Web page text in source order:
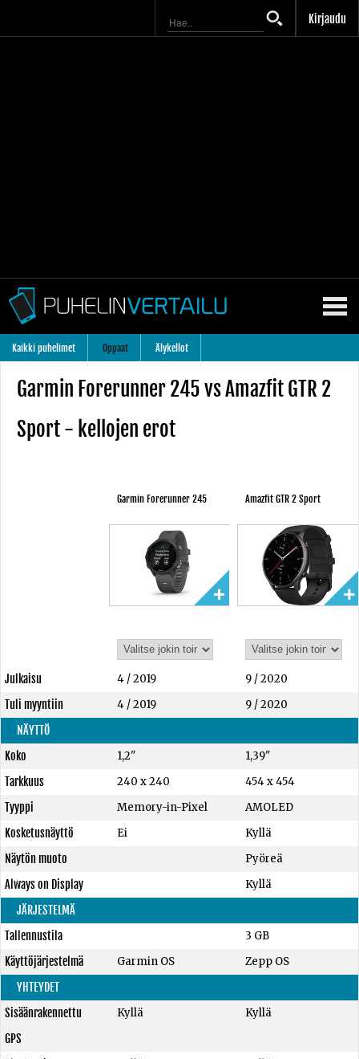
Kirjaudu
Kaikki puhelimet Oppaat Älykellot
Garmin Forerunner 245 vs Amazfit GTR 2
Sport - kellojen erot
Garmin Forerunner 245 Amazfit GTR 2 Sport
Julkaisu 4 / 2019
9 / 2020
Tuli myyntiin
4 / 2019
9 / 2020
NÄYTTÖ
Koko
1,2"
1,39"
Tarkkuus
240 x 240
454 x 454
Tyyppi
Memory-in-Pixel
AMOLED
Kosketusnäyttö
Ei
Kyllä
Näytön muoto
Pyöreä
Always on Display
Kyllä
JÄRJESTELMÄ
Tallennustila
3 GB
Käyttöjärjestelmä
Garmin OS
Zepp OS
YHTEYDET
Sisäänrakennettu
GPS
Kyllä Kyllä